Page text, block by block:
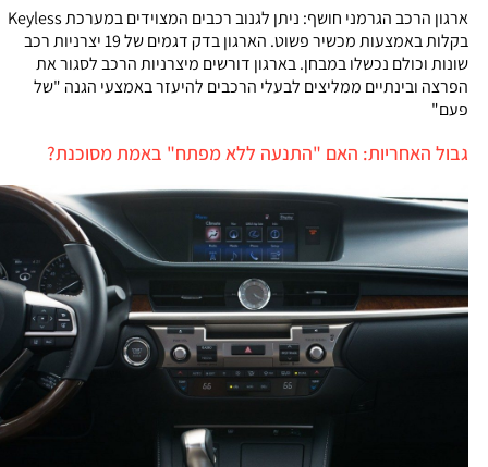
ארגון הרכב הגרמני חושף: ניתן לגנוב רכבים המצוידים במערכת Keyless
בקלות באמצעות מכשיר פשוט. הארגון בדק דגמים של 19 יצרניות רכב
שונות וכולם נכשלו במבחן. בארגון דורשים מיצרניות הרכב לסגור את
הפרצה ובינתיים ממליצים לבעלי הרכבים להיעזר באמצעי הגנה "של
פעם"
גבול האחריות: האם "התנעה ללא מפתח" באמת מסוכנת?